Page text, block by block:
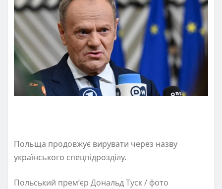
Польща продовжує вирувати через назву
українського спецпідрозділу.
Польський прем’єр Дональд Туск / фото